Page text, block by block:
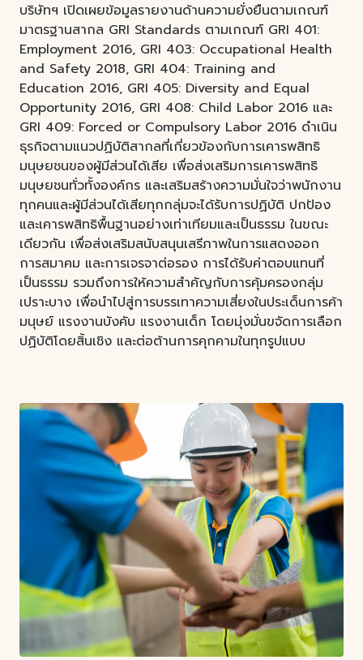
บริษัทฯ เปิดเผยข้อมูลรายงานด้านความยั่งยืนตามเกณฑ์
มาตรฐานสากล GRI Standards ตามเกณฑ์ GRI 401:
Employment 2016, GRI 403: Occupational Health
and Safety 2018, GRI 404: Training and
Education 2016, GRI 405: Diversity and Equal
Opportunity 2016, GRI 408: Child Labor 2016 และ
GRI 409: Forced or Compulsory Labor 2016 ดำเนิน
ธุรกิจตามแนวปฏิบัติสากลที่เกี่ยวข้องกับการเคารพสิทธิ
มนุษยชนของผู้มีส่วนได้เสีย เพื่อส่งเสริมการเคารพสิทธิ
มนุษยชนทั่วทั้งองค์กร และเสริมสร้างความมั่นใจว่าพนักงาน
ทุกคนและผู้มีส่วนได้เสียทุกกลุ่มจะได้รับการปฏิบัติ ปกป้อง
และเคารพสิทธิพื้นฐานอย่างเท่าเทียมและเป็นธรรม ในขณะ
เดียวกัน เพื่อส่งเสริมสนับสนุนเสรีภาพในการแสดงออก
การสมาคม และการเจรจาต่อรอง การได้รับค่าตอบแทนที่
เป็นธรรม รวมถึงการให้ความสําคัญกับการคุ้มครองกลุ่ม
เปราะบาง เพื่อนําไปสู่การบรรเทาความเสี่ยงในประเด็นการค้า
มนุษย์ แรงงานบังคับ แรงงานเด็ก โดยมุ่งมั่นขจัดการเลือก
ปฏิบัติโดยสิ้นเชิง และต่อต้านการคุกคามในทุกรูปแบบ